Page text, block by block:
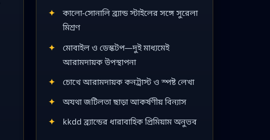
কালো-সোনালি ব্র্যান্ড স্টাইলের সঙ্গে সুরেলা
মিশ্রণ
মোবাইল ও ডেস্কটপ—দুই মাধ্যমেই
আরামদায়ক উপস্থাপনা
চোখে আরামদায়ক কনট্রাস্ট ও স্পষ্ট লেখা
অযথা জটিলতা ছাড়া আকর্ষণীয় বিন্যাস
kkdd ব্র্যান্ডের ধারাবাহিক প্রিমিয়াম অনুভব